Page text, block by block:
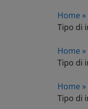
Home »
Tipo di
Home »
Tipo di
Home »
Tipo di